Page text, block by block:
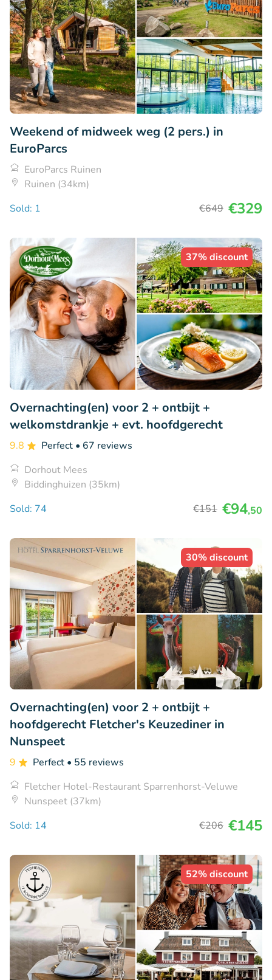
Weekend of midweek weg (2 pers.) in
EuroParcs
EuroParcs Ruinen
Ruinen (34km)
Sold: 1
€649 €329
37% discount
Overnachting(en) voor 2 + ontbijt +
welkomstdrankje + evt. hoofdgerecht
9.8 Perfect • 67 reviews
Dorhout Mees
Biddinghuizen (35km)
Sold: 74
€151 €94,50
30% discount
Overnachting(en) voor 2 + ontbijt +
hoofdgerecht Fletcher's Keuzediner in
Nunspeet
9 Perfect • 55 reviews
Fletcher Hotel-Restaurant Sparrenhorst-Veluwe
Nunspeet (37km)
Sold: 14
€206 €145
52% discount